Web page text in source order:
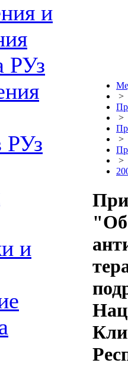
и
РУз
РУз
и
>
>
>
>